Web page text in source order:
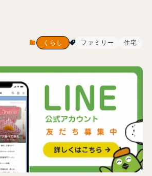
くらし ファミリー 住宅